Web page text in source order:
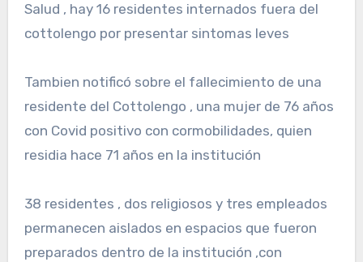
Salud , hay 16 residentes internados fuera del
cottolengo por presentar sintomas leves
Tambien notificó sobre el fallecimiento de una
residente del Cottolengo , una mujer de 76 años
con Covid positivo con cormobilidades, quien
residia hace 71 años en la institución
38 residentes , dos religiosos y tres empleados
permanecen aislados en espacios que fueron
preparados dentro de la institución ,con